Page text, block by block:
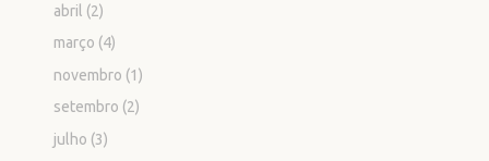
abril (2)
março (4)
novembro (1)
setembro (2)
julho (3)